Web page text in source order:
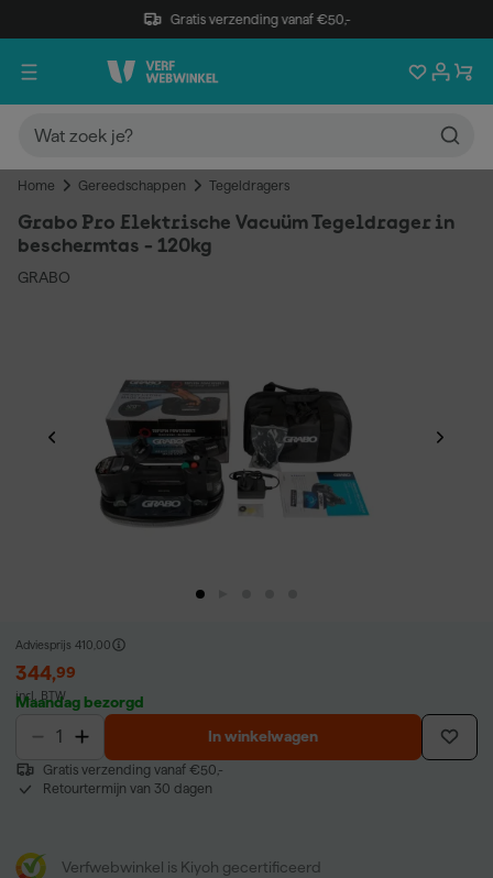
Gratis verzending vanaf €50,-
Home Gereedschappen Tegeldragers
Grabo Pro Elektrische Vacuüm Tegeldrager in
beschermtas - 120kg
GRABO
Adviesprijs 410,00
344,99
incl. BTW
Maandag bezorgd
In winkelwagen
Gratis verzending vanaf €50,-
Retourtermijn van 30 dagen
Verfwebwinkel is Kiyoh gecertificeerd